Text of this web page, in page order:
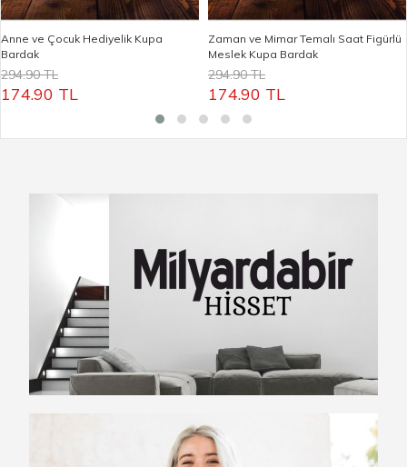
Anne ve Çocuk Hediyelik Kupa
Bardak
294.90 TL
174.90 TL
Zaman ve Mimar Temalı Saat Figürlü
Meslek Kupa Bardak
294.90 TL
174.90 TL